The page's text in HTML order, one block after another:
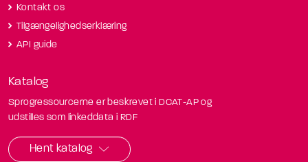
Kontakt os
Tilgængelighedserklæring
API guide
Katalog
Sprogressourcerne er beskrevet i DCAT-AP og
udstilles som linkeddata i RDF
Hent katalog